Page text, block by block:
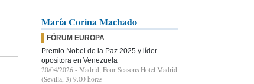
María Corina Machado
FÓRUM EUROPA
Premio Nobel de la Paz 2025 y líder
opositora en Venezuela
20/04/2026 - Madrid, Four Seasons Hotel Madrid
(Sevilla, 3) 9.00 horas